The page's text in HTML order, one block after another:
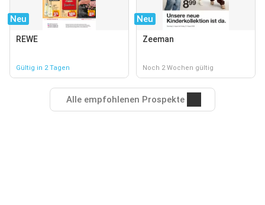
Neu
REWE
Gültig in 2 Tagen
Neu
Zeeman
Noch 2 Wochen gültig
Alle empfohlenen Prospekte